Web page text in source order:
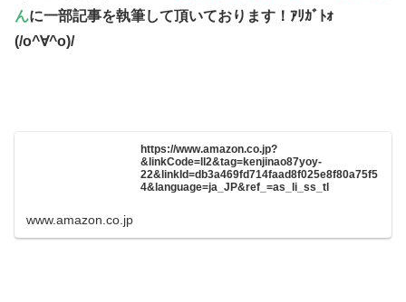
んに一部記事を執筆して頂いております！ｱﾘｶﾞﾄｫ
(/o^∀^o)/
https://www.amazon.co.jp?
&linkCode=ll2&tag=kenjinao87yoy-
22&linkId=db3a469fd714faad8f025e8f80a75f5
4&language=ja_JP&ref_=as_li_ss_tl
www.amazon.co.jp